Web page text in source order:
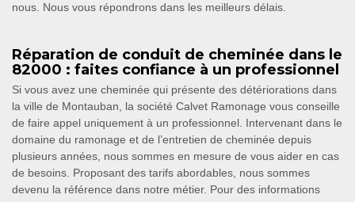
nous. Nous vous répondrons dans les meilleurs délais.
Réparation de conduit de cheminée dans le
82000 : faites confiance à un professionnel
Si vous avez une cheminée qui présente des détériorations dans
la ville de Montauban, la société Calvet Ramonage vous conseille
de faire appel uniquement à un professionnel. Intervenant dans le
domaine du ramonage et de l’entretien de cheminée depuis
plusieurs années, nous sommes en mesure de vous aider en cas
de besoins. Proposant des tarifs abordables, nous sommes
devenu la référence dans notre métier. Pour des informations